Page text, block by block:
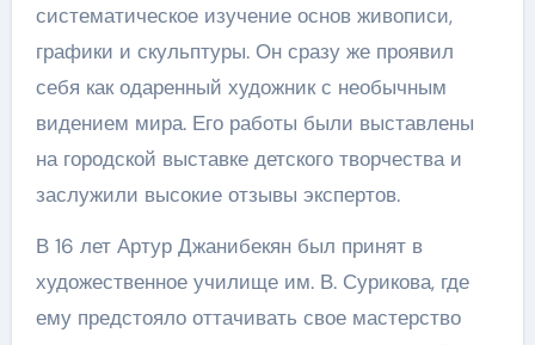
систематическое изучение основ живописи,
графики и скульптуры. Он сразу же проявил
себя как одаренный художник с необычным
видением мира. Его работы были выставлены
на городской выставке детского творчества и
заслужили высокие отзывы экспертов.
В 16 лет Артур Джанибекян был принят в
художественное училище им. В. Сурикова, где
ему предстояло оттачивать свое мастерство